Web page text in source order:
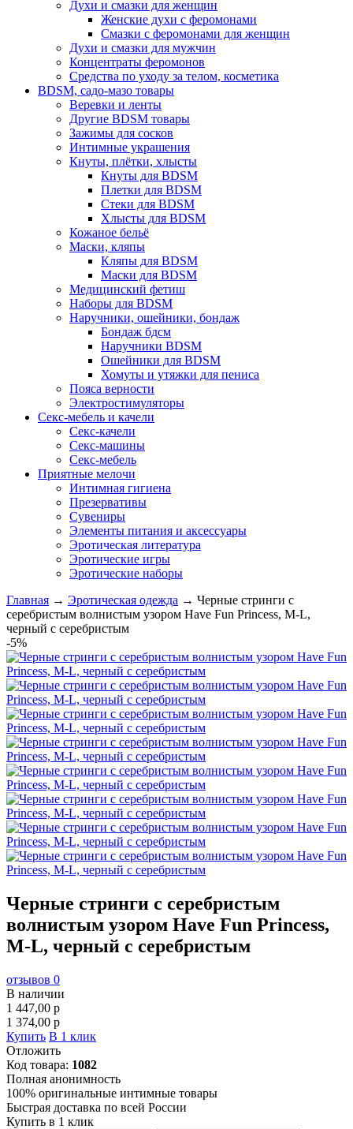
Духи и смазки для женщин
Женские духи с феромонами
Смазки с феромонами для женщин
Духи и смазки для мужчин
Концентраты феромонов
Средства по уходу за телом, косметика
BDSM, садо-мазо товары
Веревки и ленты
Другие BDSM товары
Зажимы для сосков
Интимные украшения
Кнуты, плётки, хлысты
Кнуты для BDSM
Плетки для BDSM
Стеки для BDSM
Хлысты для BDSM
Кожаное бельё
Маски, кляпы
Кляпы для BDSM
Маски для BDSM
Медицинский фетиш
Наборы для BDSM
Наручники, ошейники, бондаж
Бондаж бдсм
Наручники BDSM
Ошейники для BDSM
Хомуты и утяжки для пениса
Пояса верности
Электростимуляторы
Секс-мебель и качели
Секс-качели
Секс-машины
Секс-мебель
Приятные мелочи
Интимная гигиена
Презервативы
Сувениры
Элементы питания и аксессуары
Эротическая литература
Эротические игры
Эротические наборы
Главная → Эротическая одежда → Черные стринги с
серебристым волнистым узором Have Fun Princess, M-L,
черный с серебристым
-5%
Черные стринги с серебристым
волнистым узором Have Fun Princess,
M-L, черный с серебристым
отзывов 0
В наличии
1 447,00 p
1 374,00 p
Купить В 1 клик
Отложить
Код товара: 1082
Полная анонимность
100% оригинальные интимные товары
Быстрая доставка по всей России
Купить в 1 клик